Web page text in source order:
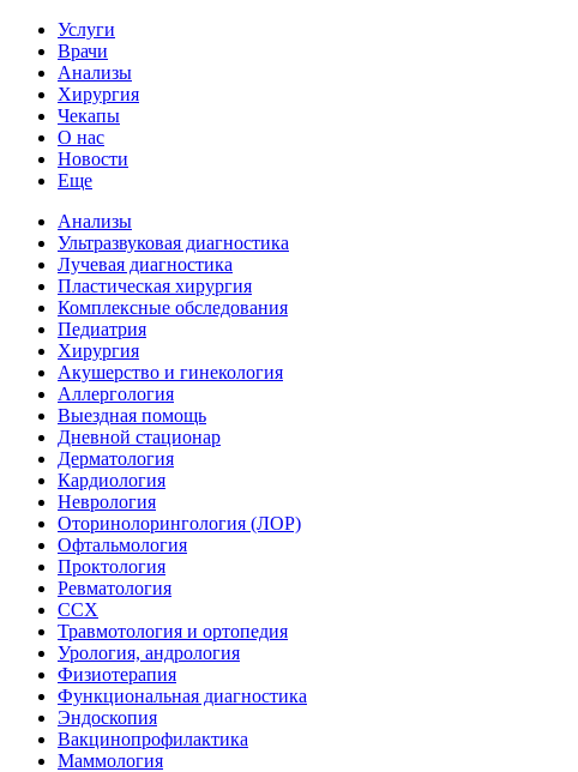
Услуги
Врачи
Анализы
Хирургия
Чекапы
О нас
Новости
Еще
Анализы
Ультразвуковая диагностика
Лучевая диагностика
Пластическая хирургия
Комплексные обследования
Педиатрия
Хирургия
Акушерство и гинекология
Аллергология
Выездная помощь
Дневной стационар
Дерматология
Кардиология
Неврология
Оторинолорингология (ЛОР)
Офтальмология
Проктология
Ревматология
ССХ
Травмотология и ортопедия
Урология, андрология
Физиотерапия
Функциональная диагностика
Эндоскопия
Вакцинопрофилактика
Маммология